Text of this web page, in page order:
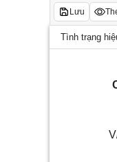
Lưu
Tình trạng